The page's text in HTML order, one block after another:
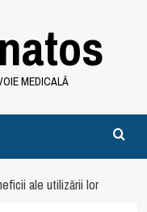
MEDICALĂ
ale utilizării lor